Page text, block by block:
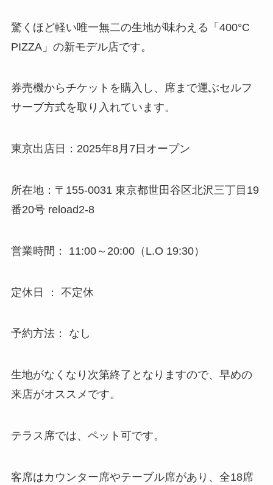
驚くほど軽い唯一無二の生地が味わえる「400°C
PIZZA」の新モデル店です。
券売機からチケットを購入し、席まで運ぶセルフ
サーブ方式を取り入れています。
東京出店日：2025年8月7日オープン
所在地：〒155-0031 東京都世田谷区北沢三丁目19
番20号 reload2-8
営業時間： 11:00～20:00（L.O 19:30）
定休日 ： 不定休
予約方法： なし
生地がなくなり次第終了となりますので、早めの
来店がオススメです。
テラス席では、ペット可です。
客席はカウンター席やテーブル席があり、全18席